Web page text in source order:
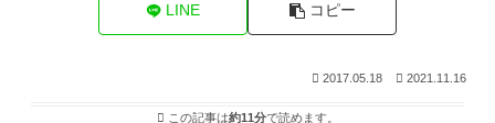
LINE コピー
2017.05.18 2021.11.16
この記事は約11分で読めます。